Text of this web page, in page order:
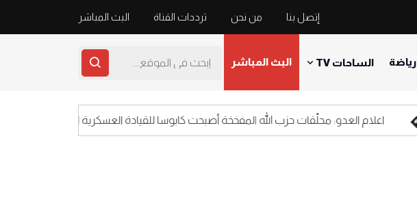
إتصل بنا من نحن ترددات القناة البث المباشر
رياضة الساحات TV البث المباشر
اعلام العدو: محلّقات حزب الله المفخخة أصبحت كابوسا للقيادة العسكرية الاسرائيلية